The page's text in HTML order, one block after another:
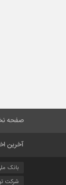
صفحه
آخرین
بانک
شرکت